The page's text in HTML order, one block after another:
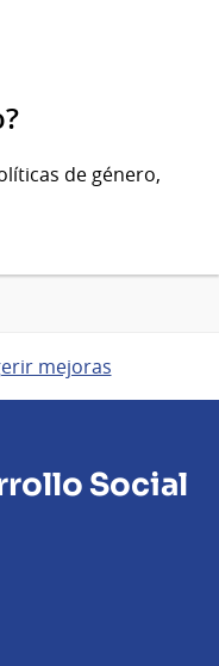
de género,
mejoras
Social